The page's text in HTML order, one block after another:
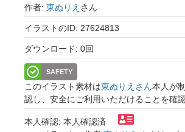
作者: 東ぬりえ さん
イラストのID: 27624813
ダウンロード: 0回
SAFETY
このイラスト素材は東ぬりえさん本人が
認し、安全にご利用いただけることを確
本人確認: 本人確認済